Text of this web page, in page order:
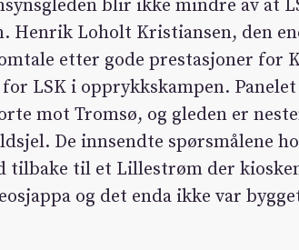
blir ikke mindre av at
Henrik Loholt Kristiansen, den
etter gode prestasjoner for
LSK i opprykkskampen.
mot Tromsø, og gleden er
De innsendte spørsmålene
tilbake til et Lillestrøm der
og det enda ikke var